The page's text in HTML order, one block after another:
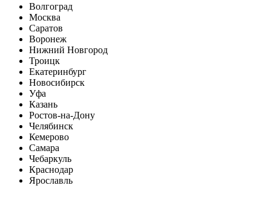
Волгоград
Москва
Саратов
Воронеж
Нижний Новгород
Троицк
Екатеринбург
Новосибирск
Уфа
Казань
Ростов-на-Дону
Челябинск
Кемерово
Самара
Чебаркуль
Краснодар
Ярославль